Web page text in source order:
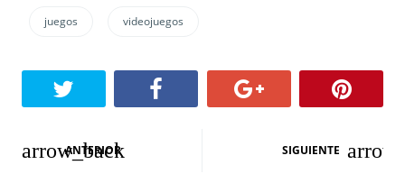
juegos videojuegos
N
ANTERIOR SIGUIENTE